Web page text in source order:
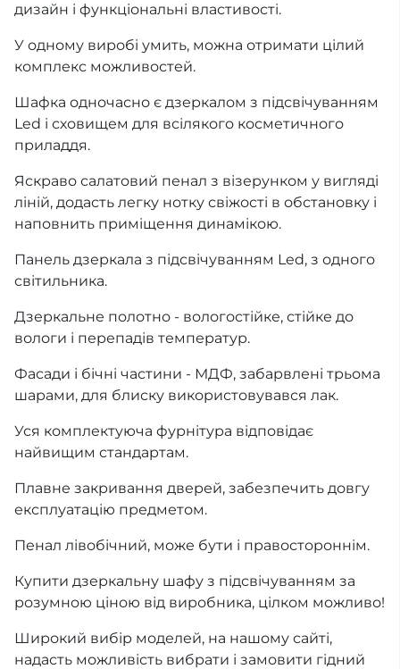
дизайн і функціональні властивості.
У одному виробі умить, можна отримати цілий
комплекс можливостей.
Шафка одночасно є дзеркалом з підсвічуванням
Led і сховищем для всілякого косметичного
приладдя.
Яскраво салатовий пенал з візерунком у вигляді
ліній, додасть легку нотку свіжості в обстановку і
наповнить приміщення динамікою.
Панель дзеркала з підсвічуванням Led, з одного
світильника.
Дзеркальне полотно - вологостійке, стійке до
вологи і перепадів температур.
Фасади і бічні частини - МДФ, забарвлені трьома
шарами, для блиску використовувався лак.
Уся комплектуюча фурнітура відповідає
найвищим стандартам.
Плавне закривання дверей, забезпечить довгу
експлуатацію предметом.
Пенал лівобічний, може бути і правостороннім.
Купити дзеркальну шафу з підсвічуванням за
розумною ціною від виробника, цілком можливо!
Широкий вибір моделей, на нашому сайті,
надасть можливість вибрати і замовити гідний